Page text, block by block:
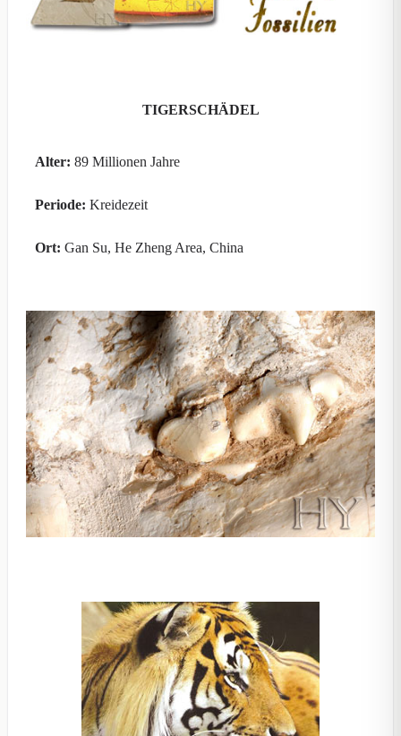
TIGERSCHÄDEL
Alter: 89 Millionen Jahre
Periode: Kreidezeit
Ort: Gan Su, He Zheng Area, China